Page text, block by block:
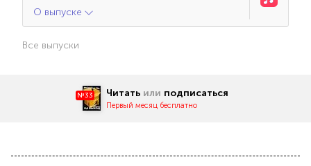
О выпуске
Все выпуски
№33 Читать или подписаться
Первый месяц бесплатно